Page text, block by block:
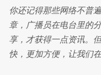
等等 一个星期后，好话
后，坏话培养皿里的白
后，在坏话培养皿上角
皿下角的白饭长了一大
你还记得那些网络不普
章，广播员在电台里的
享，才获得一点资讯。
快，更加方便，让我们